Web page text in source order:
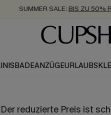
SUMMER SALE: BIS ZU 50%
ZUM NEWSLETTER:BIS ZU -20%
KOSTENLOSER VERSAND
BADEANZÜGE
reduzierte Preis ist